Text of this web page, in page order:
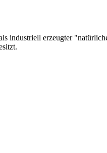
industriell erzeugter